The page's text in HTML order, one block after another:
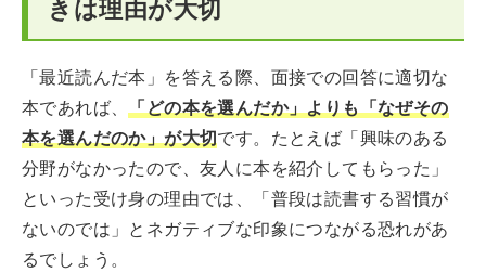
きは理由が大切
「最近読んだ本」を答える際、面接での回答に適切な
本であれば、「どの本を選んだか」よりも「なぜその
本を選んだのか」が大切です。たとえば「興味のある
分野がなかったので、友人に本を紹介してもらった」
といった受け身の理由では、「普段は読書する習慣が
ないのでは」とネガティブな印象につながる恐れがあ
るでしょう。